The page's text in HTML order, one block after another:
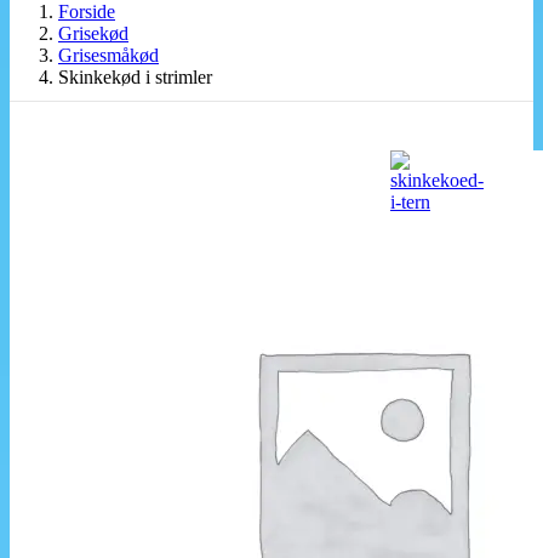
Forside
Grisekød
Grisesmåkød
Skinkekød i strimler